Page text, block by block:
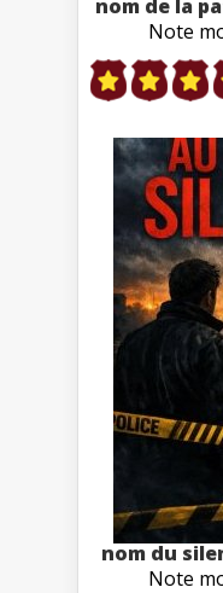
nom de la
Note
nom du
Note